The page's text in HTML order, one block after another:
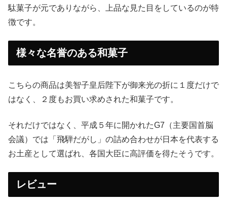
駄菓子が元でありながら、上品な見た目をしているのが特
徴です。
様々な名誉のある和菓子
こちらの商品は美智子皇后陛下が御来光の折に１度だけで
はなく、２度もお買い求めされた和菓子です。
それだけではなく、平成５年に開かれたG7（主要国首脳
会議）では「飛騨だがし」の詰め合わせが日本を代表する
お土産として選ばれ、各国大臣に高評価を得たそうです。
レビュー